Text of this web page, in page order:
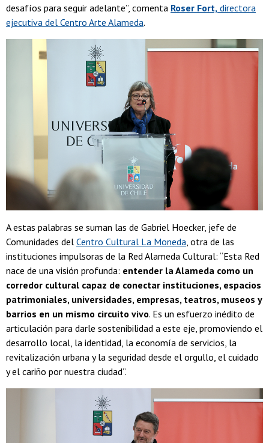
desafíos para seguir adelante”, comenta Roser Fort, directora
ejecutiva del Centro Arte Alameda.
A estas palabras se suman las de Gabriel Hoecker, jefe de
Comunidades del Centro Cultural La Moneda , otra de las
instituciones impulsoras de la Red Alameda Cultural: “Esta Red
nace de una visión profunda: entender la Alameda como un
corredor cultural capaz de conectar instituciones, espacios
patrimoniales, universidades, empresas, teatros, museos y
barrios en un mismo circuito vivo. Es un esfuerzo inédito de
articulación para darle sostenibilidad a este eje, promoviendo el
desarrollo local, la identidad, la economía de servicios, la
revitalización urbana y la seguridad desde el orgullo, el cuidado
y el cariño por nuestra ciudad”.